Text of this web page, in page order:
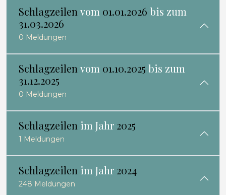
Schlagzeilen vom 01.01.2026 bis zum
31.03.2026
0 Meldungen
Schlagzeilen vom 01.10.2025 bis zum
31.12.2025
0 Meldungen
Schlagzeilen im Jahr 2025
1 Meldungen
Schlagzeilen im Jahr 2024
248 Meldungen